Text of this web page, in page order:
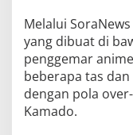
Melalui
yang dibuat di
penggemar
beberapa tas
dengan pola
Kamado.